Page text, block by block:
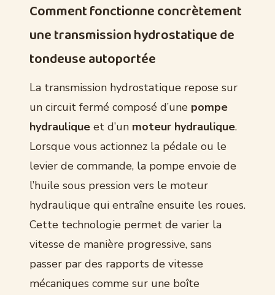
Comment fonctionne concrètement
une transmission hydrostatique de
tondeuse autoportée
La transmission hydrostatique repose sur
un circuit fermé composé d’une pompe
hydraulique et d’un moteur hydraulique.
Lorsque vous actionnez la pédale ou le
levier de commande, la pompe envoie de
l’huile sous pression vers le moteur
hydraulique qui entraîne ensuite les roues.
Cette technologie permet de varier la
vitesse de manière progressive, sans
passer par des rapports de vitesse
mécaniques comme sur une boîte